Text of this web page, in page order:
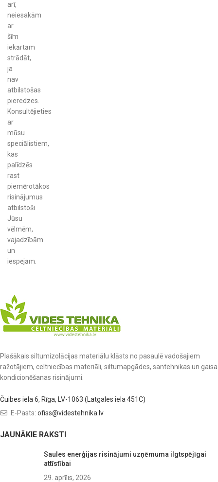
arī,
neiesakām
ar
šīm
iekārtām
strādāt,
ja
nav
atbilstošas
pieredzes.
Konsultējieties
ar
mūsu
speciālistiem,
kas
palīdzēs
rast
piemērotākos
risinājumus
atbilstoši
Jūsu
vēlmēm,
vajadzībām
un
iespējām.
Plašākais siltumizolācijas materiālu klāsts no pasaulē vadošajiem
ražotājiem, celtniecības materiāli, siltumapgādes, santehnikas un gaisa
kondicionēšanas risinājumi.
Čuibes iela 6, Rīga, LV-1063 (Latgales iela 451C)
E-Pasts: ofiss@videstehnika.lv
JAUNĀKIE RAKSTI
Saules enerģijas risinājumi uzņēmuma ilgtspējīgai
attīstībai
29. aprīlis, 2026